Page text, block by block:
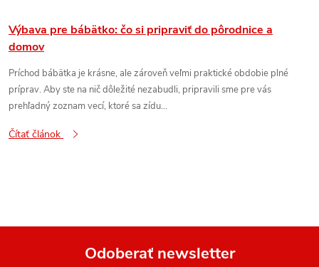
Výbava pre bábätko: čo si pripraviť do pôrodnice a
domov
Príchod bábätka je krásne, ale zároveň veľmi praktické obdobie plné
príprav. Aby ste na nič dôležité nezabudli, pripravili sme pre vás
prehľadný zoznam vecí, ktoré sa zídu...
Čítať článok
Odoberať newsletter